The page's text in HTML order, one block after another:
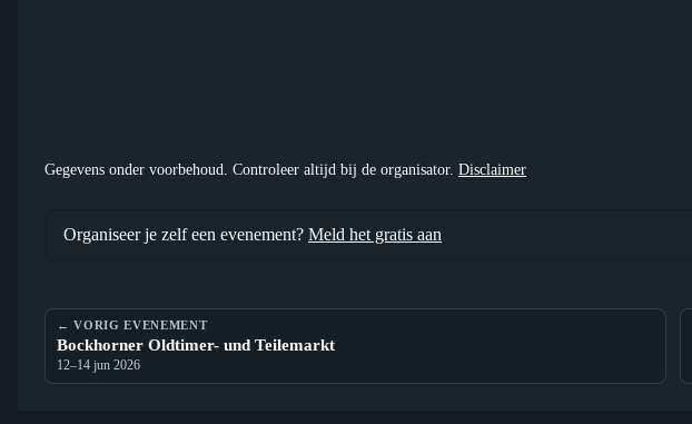
Gegevens onder voorbehoud. Controleer altijd bij de organisator. Disclaimer
Organiseer je zelf een evenement? Meld het gratis aan
← VORIG EVENEMENT
Bockhorner Oldtimer- und Teilemarkt
12–14 jun 2026